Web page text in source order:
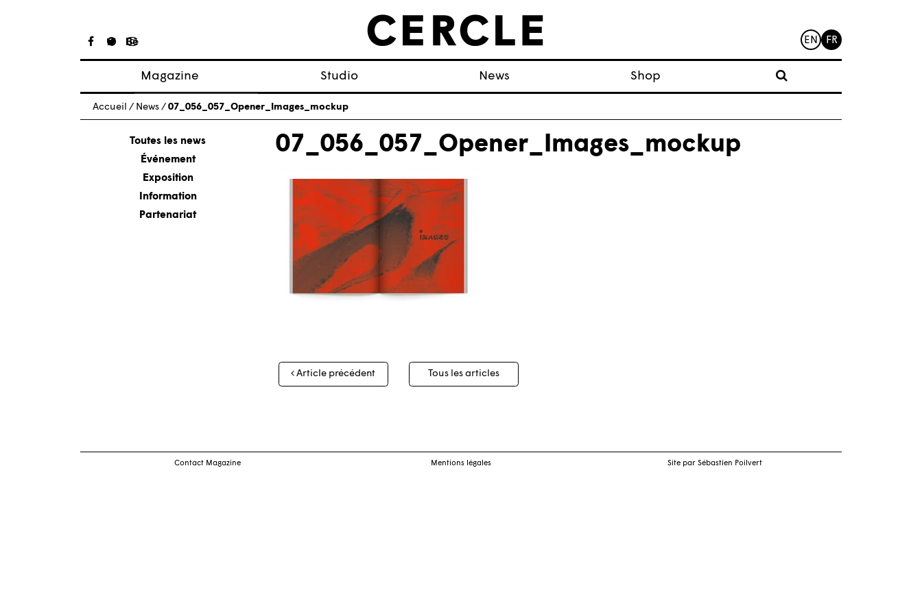
EN FR
Magazine
Articles
À propos
Numéros
Studio News Shop
Accueil / News / 07_056_057_Opener_Images_mockup
Toutes les news
Événement
Exposition
Information
Partenariat
07_056_057_Opener_Images_mockup
Navigation
des
Article précédent Tous les articles
Contact Magazine Mentions légales Site par Sébastien Poilvert